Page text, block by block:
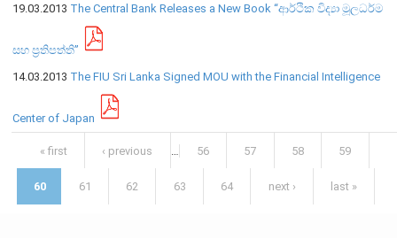
19.03.2013 The Central Bank Releases a New Book “ආර්ථික විද්‍යා මූලධර්ම
සහ ප්‍රතිපත්ති”
14.03.2013 The FIU Sri Lanka Signed MOU with the Financial Intelligence
Center of Japan
Pages
« first ‹ previous 56 57 58 59
60 61 62 63 64 next › last »